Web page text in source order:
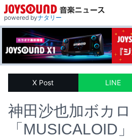
powered byナタリー
X Post LINE
神田沙也加ボカ
「MUSICALOID